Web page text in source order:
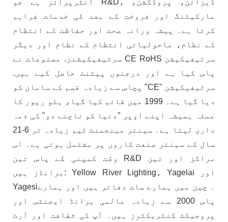
مارکیٹنگ اور فروخت کے بعد کی خدمات فراہم
کرتا ہے۔ پیشہ ورانہ صحت اور حفاظت کے انتظام
کے نظام، ماحولیاتی انتظام کے نظام اور دیگر
سرٹیفیکیشنز. مصنوعات نے CE RoHS سرٹیفیکیشن
پاس کیا ہے اور درجنوں پیٹنٹ حاصل کیے ہیں.
پچاس سے زیادہ قسم کے سامان کو "CE" سرٹیفیکیشن
دیا گیا ہے۔ 1999 میں قائم کیا گیا، یلو ریور کا
عملہ ہمیشہ اپنے اوپر "دنیا کو ناچنے دو" کی ذمہ
داری لیتا ہے۔ سینئر مینجمنٹ ٹیم زیادہ تر 6-21
سال کے سینئر صنعت کاروں پر مشتمل ہوتی ہے۔ اس
وقت کمپنی کے پاس تین R&D مراکز اور تین
برانڈز ہیں: Yellow River Lighting، Yagelai اور
Yagesi۔ چین میں ہمارے سات دفاتر ہیں اور ہمارے
پاس 2000 سے زیادہ عالمی برانڈ ایجنٹس اور
پروجیکٹ کنٹریکٹرز ہیں۔ آپ کی ثقافت اور آرٹ